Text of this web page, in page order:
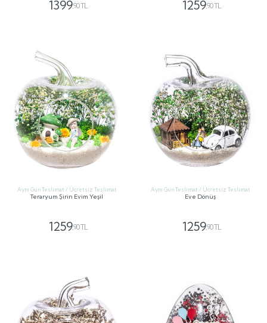
1399,90 TL 1259,90 TL
Aynı Gün Teslimat / Ücretsiz Teslimat
Teraryum Şirin Evim Yeşil
1259,90 TL
Aynı Gün Teslimat / Ücretsiz Teslimat
Eve Dönüş
1259,90 TL